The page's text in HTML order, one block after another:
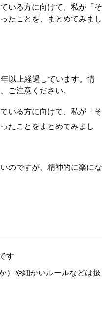
いる方に向けて、私が「そ
たことを、まとめてみまし
以上経過しています。情
ご注意ください。
いる方に向けて、私が「そ
たことをまとめてみまし
のですが、精神的に楽にな
す
）や細かいルールなどは扱